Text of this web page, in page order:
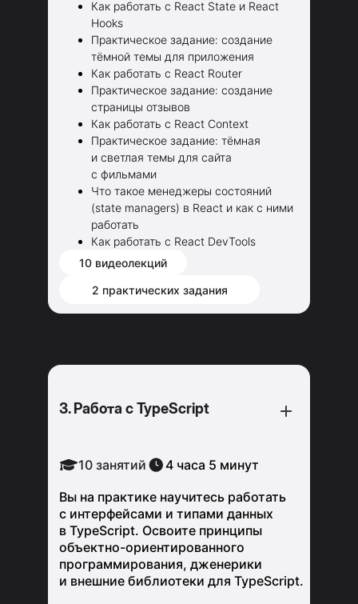
Как работать с React State и React
Hooks
Практическое задание: создание
тёмной темы для приложения
Как работать с React Router
Практическое задание: создание
страницы отзывов
Как работать с React Context
Практическое задание: тёмная
и светлая темы для сайта
с фильмами
Что такое менеджеры состояний
(state managers) в React и как с ними
работать
Как работать с React DevTools
10 видеолекций
2 практических задания
3. Работа с TypeScript
Вы на практике научитесь работать
с интерфейсами и типами данных
в TypeScript. Освоите принципы
объектно-ориентированного
программирования, дженерики
и внешние библиотеки для TypeScript.
10 занятий 4 часа 5 минут